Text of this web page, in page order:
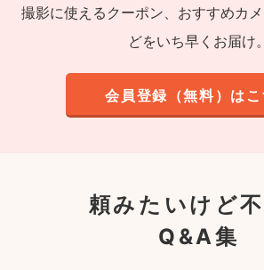
撮影に使えるクーポン、おすすめカ
どをいち早くお届け。
会員登録（無料）はこ
頼みたいけど
Q&A集